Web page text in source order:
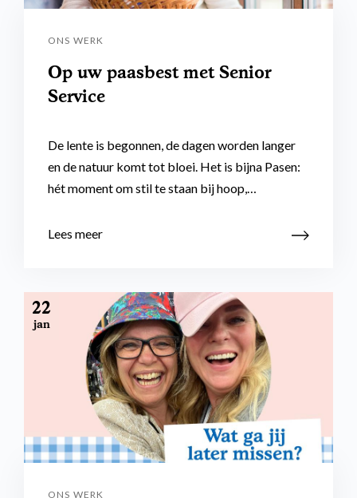
ONS WERK
Op uw paasbest met Senior
Service
De lente is begonnen, de dagen worden langer
en de natuur komt tot bloei. Het is bijna Pasen:
hét moment om stil te staan bij hoop,…
Lees meer
22
jan
ONS WERK